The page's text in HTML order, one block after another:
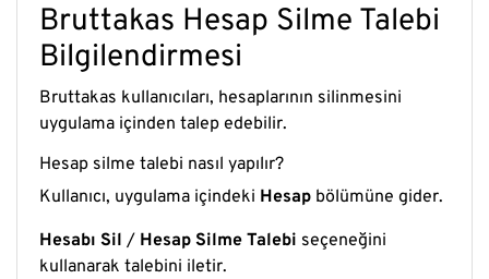
Bruttakas Hesap Silme Talebi
Bilgilendirmesi
Bruttakas kullanıcıları, hesaplarının silinmesini
uygulama içinden talep edebilir.
Hesap silme talebi nasıl yapılır?
Kullanıcı, uygulama içindeki Hesap bölümüne gider.
Hesabı Sil / Hesap Silme Talebi seçeneğini
kullanarak talebini iletir.